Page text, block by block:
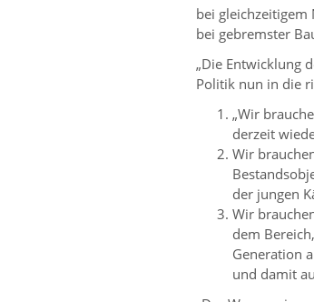
bei gleichzeitigem
bei gebremster
„Die Entwicklung
Politik nun in die
„Wir
derzeit
Wir
der jungen
Wir
dem
Generation
und damit